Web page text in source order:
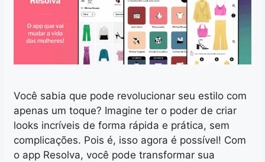
Você sabia que pode revolucionar seu estilo com
apenas um toque? Imagine ter o poder de criar
looks incríveis de forma rápida e prática, sem
complicações. Pois é, isso agora é possível! Com
o app Resolva, você pode transformar sua